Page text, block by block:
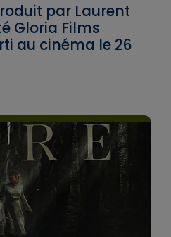
par Laurent
Gloria Films
au cinéma le 26